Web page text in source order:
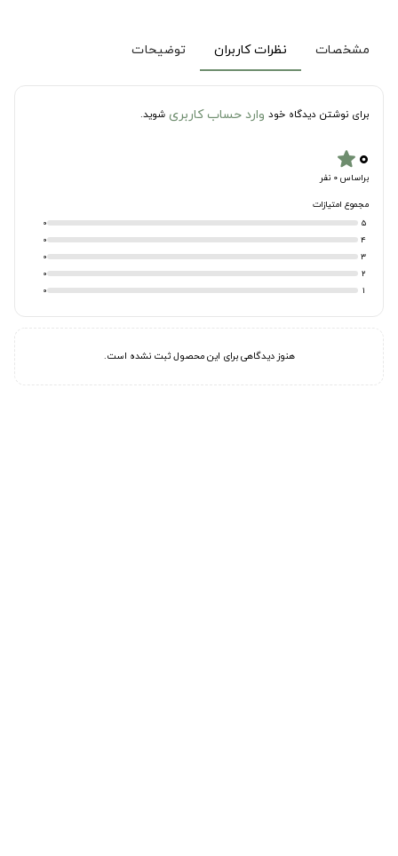
مشخصات نظرات کاربران توضیحات
برای نوشتن دیدگاه خود وارد حساب کاربری شوید.
۰star
براساس 0 نفر
مجموع امتیازات
5
0
4
0
3
0
2
0
1
0
هنوز دیدگاهی برای این محصول ثبت نشده است.